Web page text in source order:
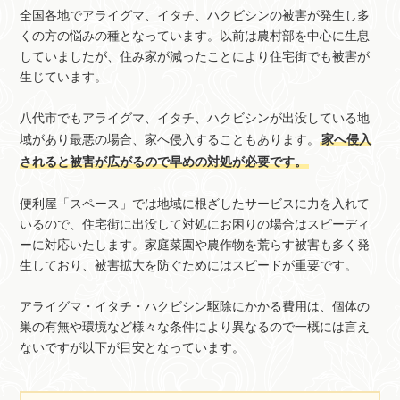
全国各地でアライグマ、イタチ、ハクビシンの被害が発生し多
くの方の悩みの種となっています。以前は農村部を中心に生息
していましたが、住み家が減ったことにより住宅街でも被害が
生じています。
八代市でもアライグマ、イタチ、ハクビシンが出没している地
域があり最悪の場合、家へ侵入することもあります。家へ侵入
されると被害が広がるので早めの対処が必要です。
便利屋「スペース」では地域に根ざしたサービスに力を入れて
いるので、住宅街に出没して対処にお困りの場合はスピーディ
ーに対応いたします。家庭菜園や農作物を荒らす被害も多く発
生しており、被害拡大を防ぐためにはスピードが重要です。
アライグマ・イタチ・ハクビシン駆除にかかる費用は、個体の
巣の有無や環境など様々な条件により異なるので一概には言え
ないですが以下が目安となっています。